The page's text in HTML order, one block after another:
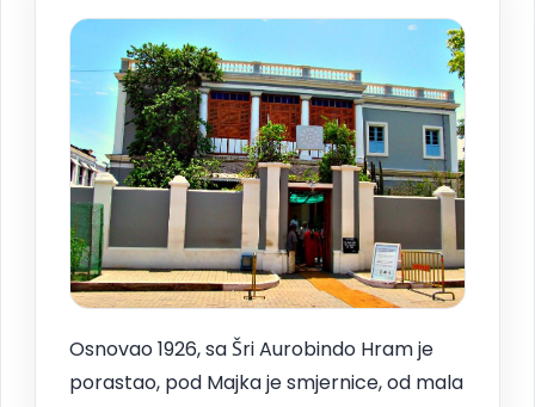
Osnovao 1926, sa Šri Aurobindo Hram je
porastao, pod Majka je smjernice, od mala